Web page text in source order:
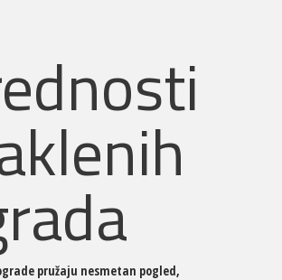
pružaju nesmetan pogled,